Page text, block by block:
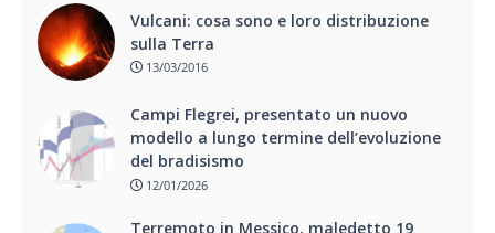
Vulcani: cosa sono e loro distribuzione
sulla Terra
13/03/2016
Campi Flegrei, presentato un nuovo
modello a lungo termine dell’evoluzione
del bradisismo
12/01/2026
Terremoto in Messico, maledetto 19